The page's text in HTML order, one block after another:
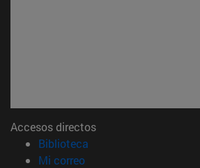
Accesos directos
Biblioteca
Mi correo(abre en nueva ventana)